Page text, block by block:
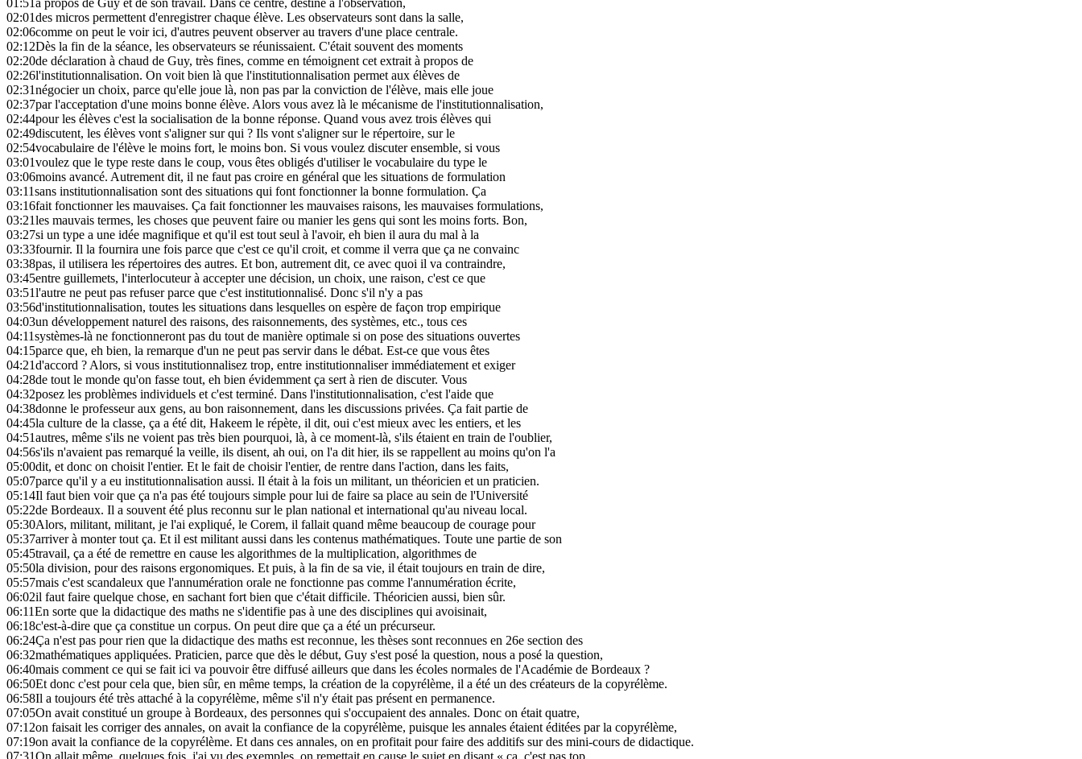
01:51à propos de Guy et de son travail. Dans ce centre, destiné à l'observation,
02:01des micros permettent d'enregistrer chaque élève. Les observateurs sont dans la salle,
02:06comme on peut le voir ici, d'autres peuvent observer au travers d'une place centrale.
02:12Dès la fin de la séance, les observateurs se réunissaient. C'était souvent des moments
02:20de déclaration à chaud de Guy, très fines, comme en témoignent cet extrait à propos de
02:26l'institutionnalisation. On voit bien là que l'institutionnalisation permet aux élèves de
02:31négocier un choix, parce qu'elle joue là, non pas par la conviction de l'élève, mais elle joue
02:37par l'acceptation d'une moins bonne élève. Alors vous avez là le mécanisme de l'institutionnalisation,
02:44pour les élèves c'est la socialisation de la bonne réponse. Quand vous avez trois élèves qui
02:49discutent, les élèves vont s'aligner sur qui ? Ils vont s'aligner sur le répertoire, sur le
02:54vocabulaire de l'élève le moins fort, le moins bon. Si vous voulez discuter ensemble, si vous
03:01voulez que le type reste dans le coup, vous êtes obligés d'utiliser le vocabulaire du type le
03:06moins avancé. Autrement dit, il ne faut pas croire en général que les situations de formulation
03:11sans institutionnalisation sont des situations qui font fonctionner la bonne formulation. Ça
03:16fait fonctionner les mauvaises. Ça fait fonctionner les mauvaises raisons, les mauvaises formulations,
03:21les mauvais termes, les choses que peuvent faire ou manier les gens qui sont les moins forts. Bon,
03:27si un type a une idée magnifique et qu'il est tout seul à l'avoir, eh bien il aura du mal à la
03:33fournir. Il la fournira une fois parce que c'est ce qu'il croit, et comme il verra que ça ne convainc
03:38pas, il utilisera les répertoires des autres. Et bon, autrement dit, ce avec quoi il va contraindre,
03:45entre guillemets, l'interlocuteur à accepter une décision, un choix, une raison, c'est ce que
03:51l'autre ne peut pas refuser parce que c'est institutionnalisé. Donc s'il n'y a pas
03:56d'institutionnalisation, toutes les situations dans lesquelles on espère de façon trop empirique
04:03un développement naturel des raisons, des raisonnements, des systèmes, etc., tous ces
04:11systèmes-là ne fonctionneront pas du tout de manière optimale si on pose des situations ouvertes
04:15parce que, eh bien, la remarque d'un ne peut pas servir dans le débat. Est-ce que vous êtes
04:21d'accord ? Alors, si vous institutionnalisez trop, entre institutionnaliser immédiatement et exiger
04:28de tout le monde qu'on fasse tout, eh bien évidemment ça sert à rien de discuter. Vous
04:32posez les problèmes individuels et c'est terminé. Dans l'institutionnalisation, c'est l'aide que
04:38donne le professeur aux gens, au bon raisonnement, dans les discussions privées. Ça fait partie de
04:45la culture de la classe, ça a été dit, Hakeem le répète, il dit, oui c'est mieux avec les entiers, et les
04:51autres, même s'ils ne voient pas très bien pourquoi, là, à ce moment-là, s'ils étaient en train de l'oublier,
04:56s'ils n'avaient pas remarqué la veille, ils disent, ah oui, on l'a dit hier, ils se rappellent au moins qu'on l'a
05:00dit, et donc on choisit l'entier. Et le fait de choisir l'entier, de rentre dans l'action, dans les faits,
05:07parce qu'il y a eu institutionnalisation aussi. Il était à la fois un militant, un théoricien et un praticien.
05:14Il faut bien voir que ça n'a pas été toujours simple pour lui de faire sa place au sein de l'Université
05:22de Bordeaux. Il a souvent été plus reconnu sur le plan national et international qu'au niveau local.
05:30Alors, militant, militant, je l'ai expliqué, le Corem, il fallait quand même beaucoup de courage pour
05:37arriver à monter tout ça. Et il est militant aussi dans les contenus mathématiques. Toute une partie de son
05:45travail, ça a été de remettre en cause les algorithmes de la multiplication, algorithmes de
05:50la division, pour des raisons ergonomiques. Et puis, à la fin de sa vie, il était toujours en train de dire,
05:57mais c'est scandaleux que l'annumération orale ne fonctionne pas comme l'annumération écrite,
06:02il faut faire quelque chose, en sachant fort bien que c'était difficile. Théoricien aussi, bien sûr.
06:11En sorte que la didactique des maths ne s'identifie pas à une des disciplines qui avoisinait,
06:18c'est-à-dire que ça constitue un corpus. On peut dire que ça a été un précurseur.
06:24Ça n'est pas pour rien que la didactique des maths est reconnue, les thèses sont reconnues en 26e section des
06:32mathématiques appliquées. Praticien, parce que dès le début, Guy s'est posé la question, nous a posé la question,
06:40mais comment ce qui se fait ici va pouvoir être diffusé ailleurs que dans les écoles normales de l'Académie de Bordeaux ?
06:50Et donc c'est pour cela que, bien sûr, en même temps, la création de la copyrélème, il a été un des créateurs de la copyrélème.
06:58Il a toujours été très attaché à la copyrélème, même s'il n'y était pas présent en permanence.
07:05On avait constitué un groupe à Bordeaux, des personnes qui s'occupaient des annales. Donc on était quatre,
07:12on faisait les corriger des annales, on avait la confiance de la copyrélème, puisque les annales étaient éditées par la copyrélème,
07:19on avait la confiance de la copyrélème. Et dans ces annales, on en profitait pour faire des additifs sur des mini-cours de didactique.